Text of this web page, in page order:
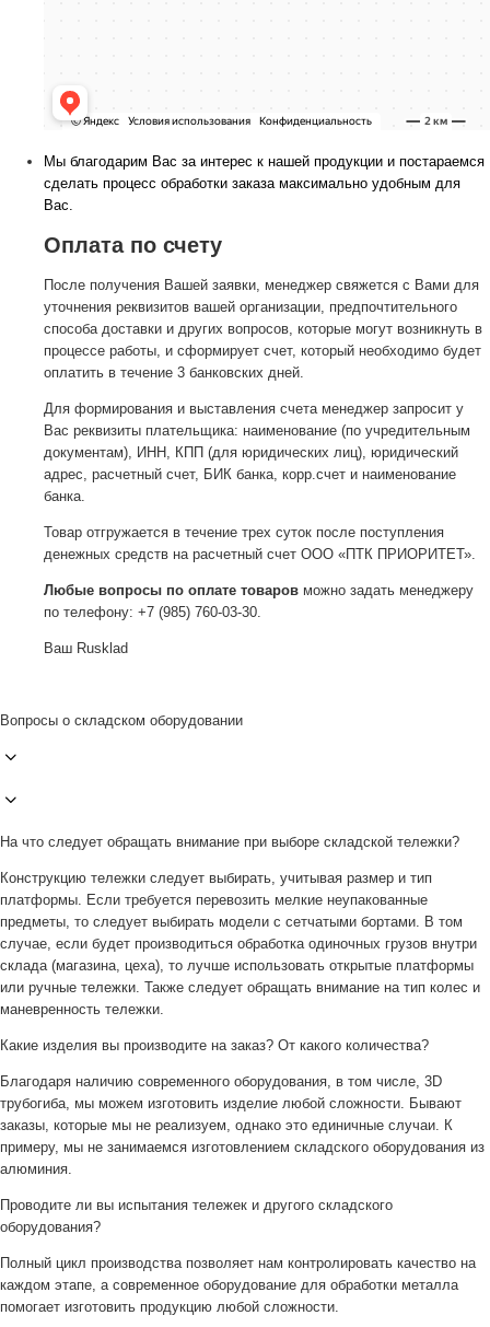
Мы благодарим Вас за интерес к нашей продукции и постараемся
сделать процесс обработки заказа максимально удобным для
Вас.
Оплата по счету
После получения Вашей заявки, менеджер свяжется с Вами для
уточнения реквизитов вашей организации, предпочтительного
способа доставки и других вопросов, которые могут возникнуть в
процессе работы, и сформирует счет, который необходимо будет
оплатить в течение 3 банковских дней.
Для формирования и выставления счета менеджер запросит у
Вас реквизиты плательщика: наименование (по учредительным
документам), ИНН, КПП (для юридических лиц), юридический
адрес, расчетный счет, БИК банка, корр.счет и наименование
банка.
Товар отгружается в течение трех суток после поступления
денежных средств на расчетный счет ООО «ПТК ПРИОРИТЕТ».
Любые вопросы по оплате товаров можно задать менеджеру
по телефону: +7 (985) 760-03-30.
Ваш Rusklad
Вопросы о складском оборудовании
На что следует обращать внимание при выборе складской тележки?
Конструкцию тележки следует выбирать, учитывая размер и тип
платформы. Если требуется перевозить мелкие неупакованные
предметы, то следует выбирать модели с сетчатыми бортами. В том
случае, если будет производиться обработка одиночных грузов внутри
склада (магазина, цеха), то лучше использовать открытые платформы
или ручные тележки. Также следует обращать внимание на тип колес и
маневренность тележки.
Какие изделия вы производите на заказ? От какого количества?
Благодаря наличию современного оборудования, в том числе, 3D
трубогиба, мы можем изготовить изделие любой сложности. Бывают
заказы, которые мы не реализуем, однако это единичные случаи. К
примеру, мы не занимаемся изготовлением складского оборудования из
алюминия.
Проводите ли вы испытания тележек и другого складского
оборудования?
Полный цикл производства позволяет нам контролировать качество на
каждом этапе, а современное оборудование для обработки металла
помогает изготовить продукцию любой сложности.